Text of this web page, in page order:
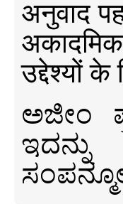
अनुवाद
उद्देश्यों
ಅಜೀಂ